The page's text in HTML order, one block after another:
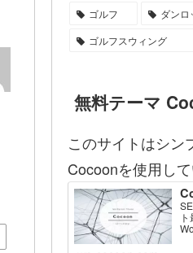
ゴルフ
ダンロ
ゴルフスウィング
無料テーマ
このサイトはシン
Cocoonを使用して